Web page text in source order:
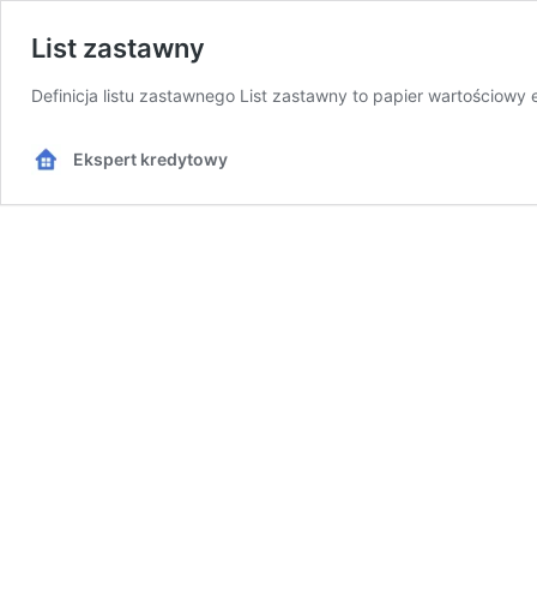
List zastawny
Definicja listu zastawnego List zastawny to papier
Ekspert kredytowy